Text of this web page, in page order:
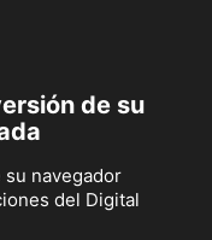
de su
su navegador
del Digital